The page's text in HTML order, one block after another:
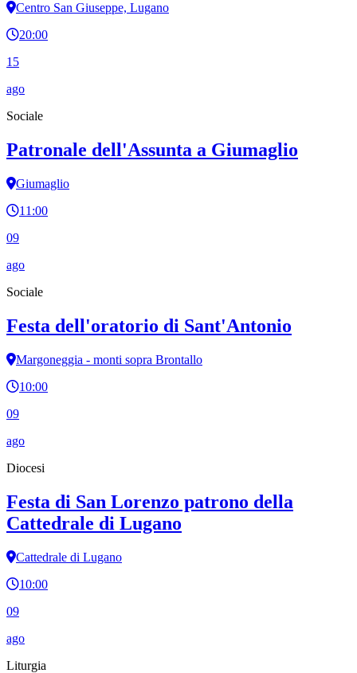
Centro San Giuseppe, Lugano
20:00
15
ago
Sociale
Patronale dell'Assunta a Giumaglio
Giumaglio
11:00
09
ago
Sociale
Festa dell'oratorio di Sant'Antonio
Margoneggia - monti sopra Brontallo
10:00
09
ago
Diocesi
Festa di San Lorenzo patrono della
Cattedrale di Lugano
Cattedrale di Lugano
10:00
09
ago
Liturgia